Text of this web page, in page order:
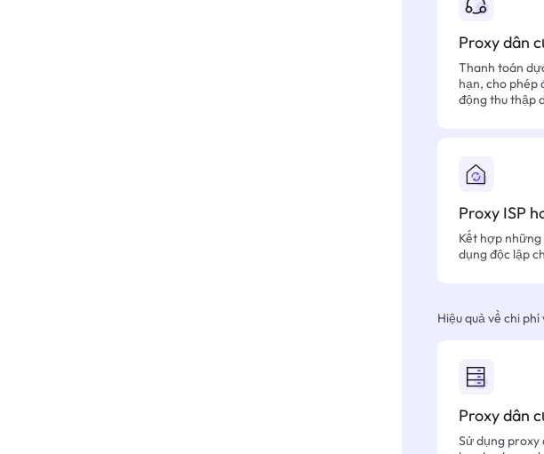
Proxy dân
Thanh toán
hạn, cho phép
động thu thập
Proxy ISP
Kết hợp
dụng độc lập
Hiệu quả về chi
Proxy dân
Sử dụng proxy